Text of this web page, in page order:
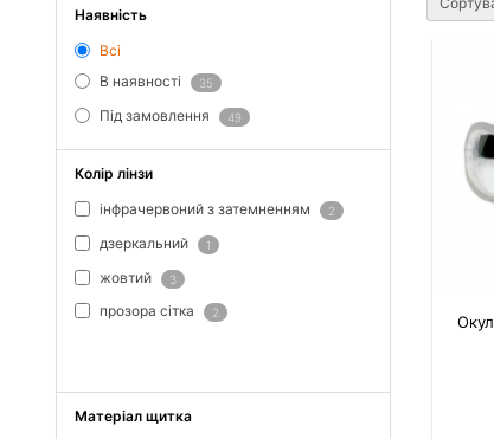
Наявність
Всі
В наявності
35
Під замовлення 49
Колір лінзи
інфрачервоний з затемненням 2
дзеркальний 1
жовтий 3
прозора сітка 2
Матеріал щитка